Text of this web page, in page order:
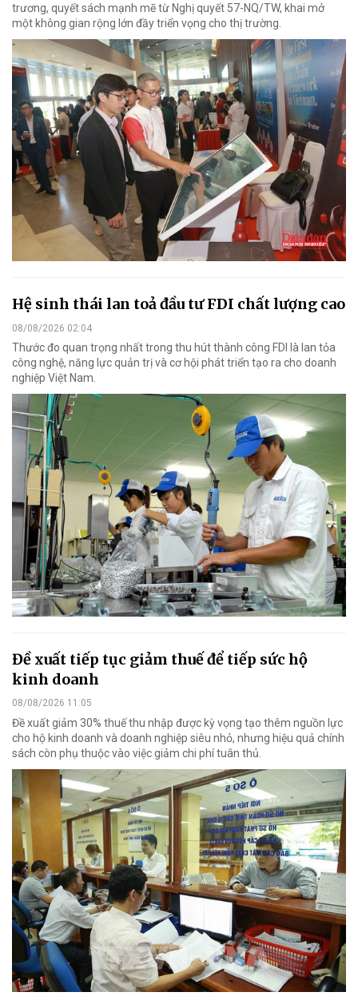
trương, quyết sách mạnh mẽ từ Nghị quyết 57-NQ/TW, khai mở
một không gian rộng lớn đầy triển vọng cho thị trường.
Hệ sinh thái lan toả đầu tư FDI chất lượng cao
08/08/2026 02:04
Thước đo quan trọng nhất trong thu hút thành công FDI là lan tỏa
công nghệ, năng lực quản trị và cơ hội phát triển tạo ra cho doanh
nghiệp Việt Nam.
Đề xuất tiếp tục giảm thuế để tiếp sức hộ
kinh doanh
08/08/2026 11:05
Đề xuất giảm 30% thuế thu nhập được kỳ vọng tạo thêm nguồn lực
cho hộ kinh doanh và doanh nghiệp siêu nhỏ, nhưng hiệu quả chính
sách còn phụ thuộc vào việc giảm chi phí tuân thủ.